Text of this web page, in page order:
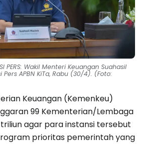
PERS: Wakil Menteri Keuangan Suahasil
APBN KiTa, Rabu (30/4). (Foto:
Keuangan (Kemenkeu)
99 Kementerian/Lembaga
agar para instansi tersebut
prioritas pemerintah yang